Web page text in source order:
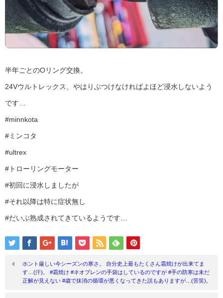
半年ごとのOリング交換。
24Vウルトレックス、やはりぶつけなければよほど浸水しないよう
です…
#minnkota
#ミンコタ
#ultrex
#トローリングモーター
#初回に浸水しましたが
#それ以降は特に症状無し
#だいぶ熟成されてきているようです…
ホント厳しい今シーズンの寒さ。 自分史上最もたくさん霜焼けが出来てま
す…(汗)。 #霜焼け #ネオプレンの手袋はしているのですが #手の防寒は未だ
正解が見えない #歳で抹消の循環が悪くなってきた説もありますが…(苦笑)。